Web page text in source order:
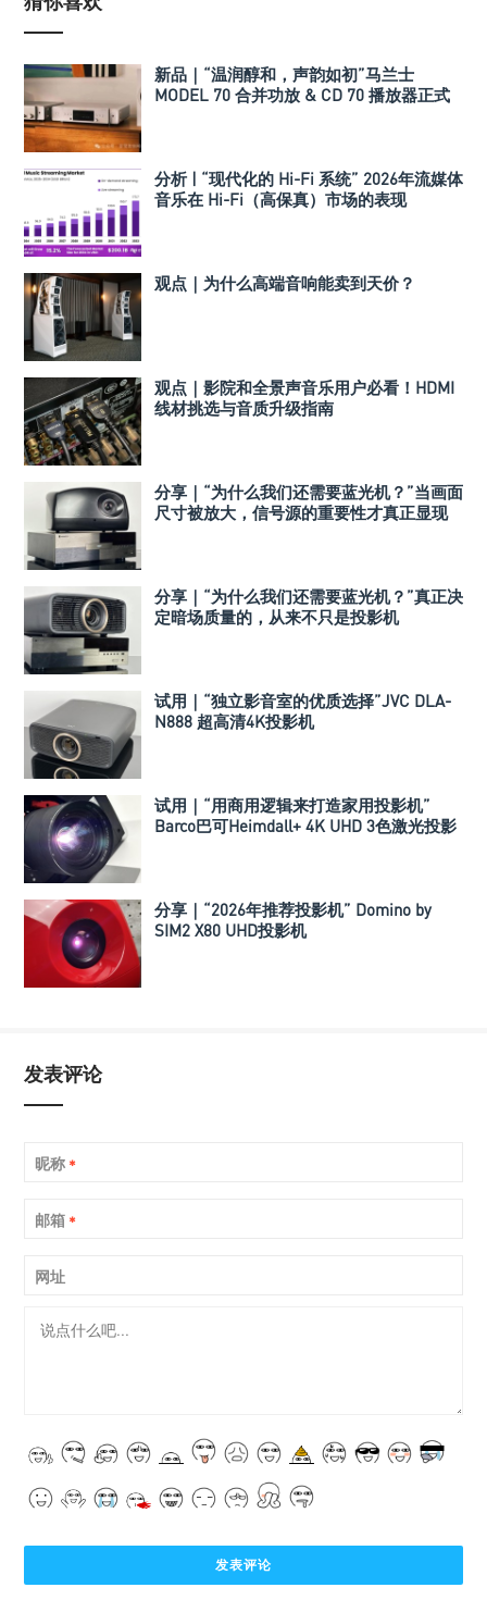
新品｜“温润醇和，声韵如初”马兰士
MODEL 70 合并功放 & CD 70 播放器正式
分析 | “现代化的 Hi-Fi 系统” 2026年流媒体
音乐在 Hi-Fi（高保真）市场的表现
观点｜为什么高端音响能卖到天价？
观点｜影院和全景声音乐用户必看！HDMI
线材挑选与音质升级指南
分享｜“为什么我们还需要蓝光机？”当画面
尺寸被放大，信号源的重要性才真正显现
分享｜“为什么我们还需要蓝光机？”真正决
定暗场质量的，从来不只是投影机
试用｜“独立影音室的优质选择”JVC DLA-
N888 超高清4K投影机
试用｜“用商用逻辑来打造家用投影机”
Barco巴可Heimdall+ 4K UHD 3色激光投影
分享｜“2026年推荐投影机” Domino by
SIM2 X80 UHD投影机
发表评论
昵称 *
邮箱 *
网址